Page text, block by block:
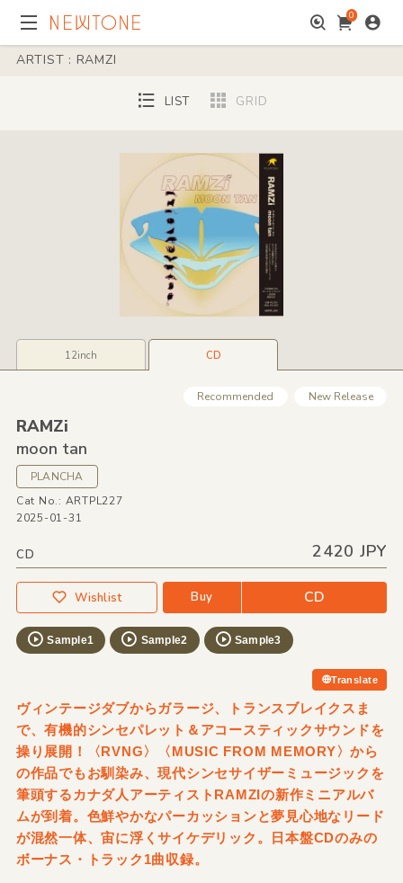
0
ARTIST : RAMZI
LIST GRID
12inch CD
Recommended New Release
RAMZi
moon tan
PLANCHA
Cat No.: ARTPL227
2025-01-31
CD 2420 JPY
Wishlist Buy CD
Sample1 Sample2 Sample3
Translate
ヴィンテージダブからガラージ、トランスブレイクスま
で、有機的シンセパレット＆アコースティックサウンドを
操り展開！〈RVNG〉〈MUSIC FROM MEMORY〉から
の作品でもお馴染み、現代シンセサイザーミュージックを
筆頭するカナダ人アーティストRAMZIの新作ミニアルバ
ムが到着。色鮮やかなパーカッションと夢見心地なリード
が混然一体、宙に浮くサイケデリック。日本盤CDのみの
ボーナス・トラック1曲収録。